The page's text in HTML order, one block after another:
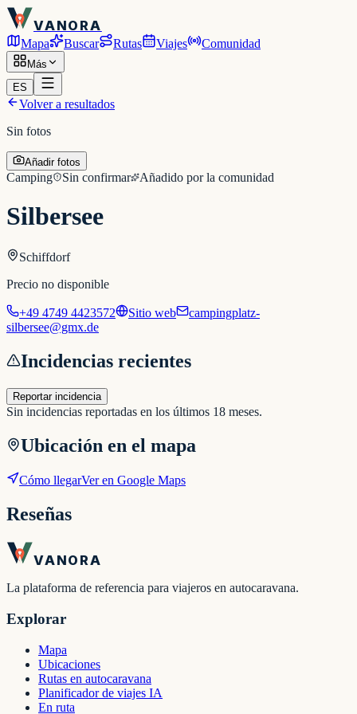
VANORA
Mapa Buscar Rutas Viajes Comunidad
Más
ES
Volver a resultados
Sin fotos
Añadir fotos
Camping Sin confirmar Añadido por la comunidad
Silbersee
Schiffdorf
Precio no disponible
+49 4749 4423572 Sitio web
campingplatz-
silbersee@gmx.de
Incidencias recientes
Reportar incidencia
Sin incidencias reportadas en los últimos 18 meses.
Ubicación en el mapa
Cómo llegarVer en Google Maps
Reseñas
VANORA
La plataforma de referencia para viajeros en autocaravana.
Explorar
Mapa
Ubicaciones
Rutas en autocaravana
Planificador de viajes IA
En ruta